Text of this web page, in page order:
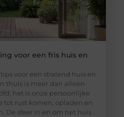
voor een fris huis en
voor een stralend huis en
thuis is meer dan alleen
het is onze persoonlijke
tot rust komen, opladen en
De sfeer in en om het huis